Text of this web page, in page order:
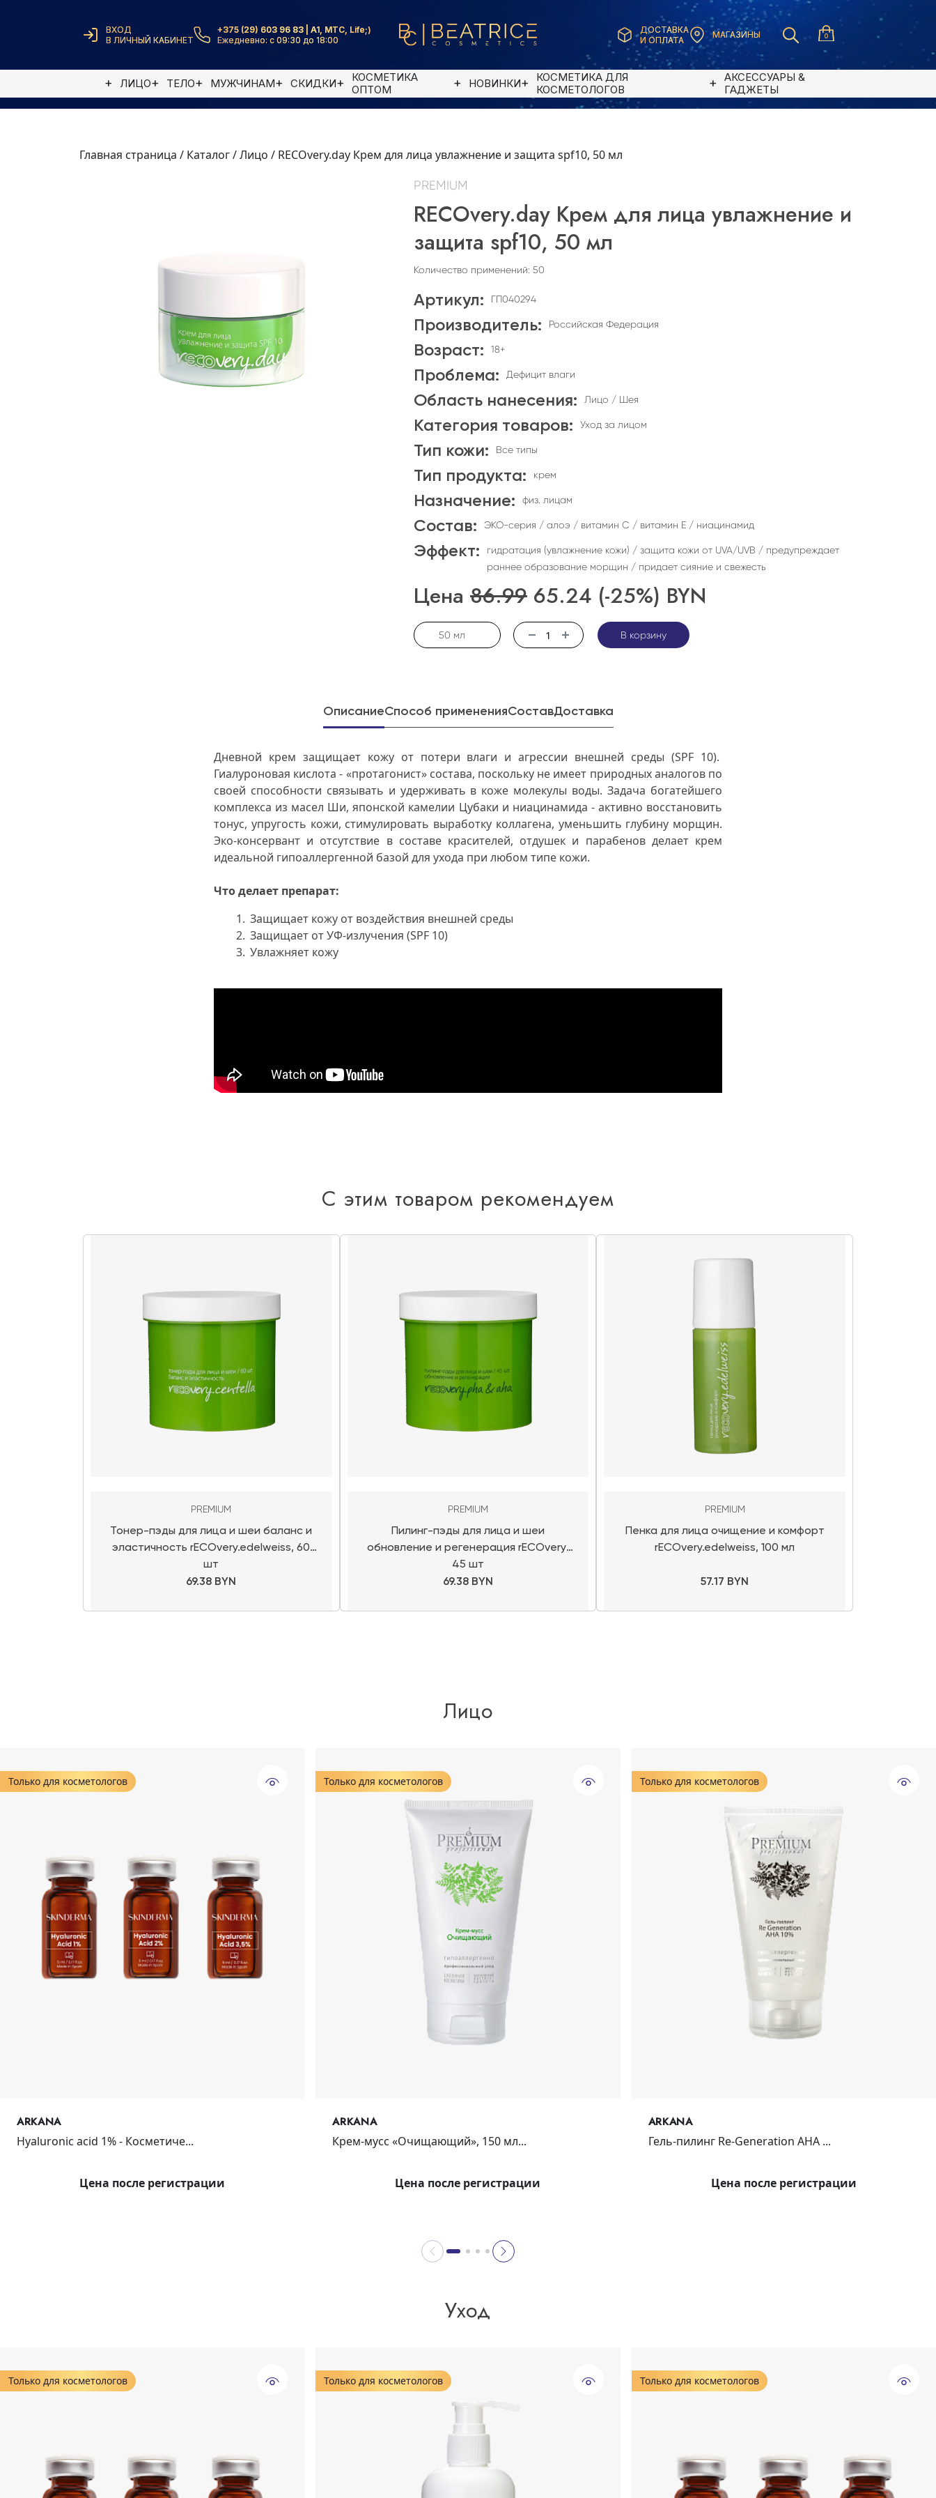
ВХОД
В ЛИЧНЫЙ КАБИНЕТ
+375 (29) 603 96 83 | A1, MTC, Life;)
Ежедневно: с 09:30 до 18:00
ДОСТАВКА
И ОПЛАТА
МАГАЗИНЫ 0
ЛИЦО ТЕЛО МУЖЧИНАМ СКИДКИ
КОСМЕТИКА
ОПТОМ
НОВИНКИ
КОСМЕТИКА ДЛЯ
КОСМЕТОЛОГОВ
АКСЕССУАРЫ &
ГАДЖЕТЫ
Главная страница / Каталог/Лицо / RECOvery.day Крем для лица увлажнение и защита spf10, 50 мл
PREMIUM
RECOvery.day Крем для лица увлажнение и
защита spf10, 50 мл
Количество применений: 50
Артикул: ГП040294
Производитель: Российская Федерация
Возраст: 18+
Проблема: Дефицит влаги
Область нанесения: Лицо / Шея
Категория товаров: Уход за лицом
Тип кожи: Все типы
Тип продукта: крем
Назначение: физ. лицам
Состав: ЭКО-серия / алоэ / витамин C / витамин Е / ниацинамид
Эффект:
гидратация (увлажнение кожи) / защита кожи от UVA/UVB / предупреждает
раннее образование морщин / придает сияние и свежесть
Цена 86.99 65.24 (-25%) BYN
50 мл В корзину
ОписаниеСпособ примененияСоставДоставка
Дневной крем защищает кожу от потери влаги и агрессии внешней среды (SPF 10).
Гиалуроновая кислота - «протагонист» состава, поскольку не имеет природных аналогов по
своей способности связывать и удерживать в коже молекулы воды. Задача богатейшего
комплекса из масел Ши, японской камелии Цубаки и ниацинамида - активно восстановить
тонус, упругость кожи, стимулировать выработку коллагена, уменьшить глубину морщин.
Эко-консервант и отсутствие в составе красителей, отдушек и парабенов делает крем
идеальной гипоаллергенной базой для ухода при любом типе кожи.
Что делает препарат:
Защищает кожу от воздействия внешней среды
Защищает от УФ-излучения (SPF 10)
Увлажняет кожу
С этим товаром рекомендуем
PREMIUM
Тонер-пэды для лица и шеи баланс и
эластичность rECOvery.edelweiss, 60
шт
69.38 BYN
PREMIUM
Пилинг-пэды для лица и шеи
обновление и регенерация rECOvery,
45 шт
69.38 BYN
PREMIUM
Пенка для лица очищение и комфорт
rECOvery.edelweiss, 100 мл
57.17 BYN
Лицо
Только для косметологов
ARKANA
Hyaluronic acid 1% - Косметиче...
Цена после регистрации
Только для косметологов
ARKANA
Крем-мусс «Очищающий», 150 мл...
Цена после регистрации
Только для косметологов
ARKANA
Гель-пилинг Re-Generation AHA ...
Цена после регистрации
Уход
Только для косметологов Только для косметологов Только для косметологов